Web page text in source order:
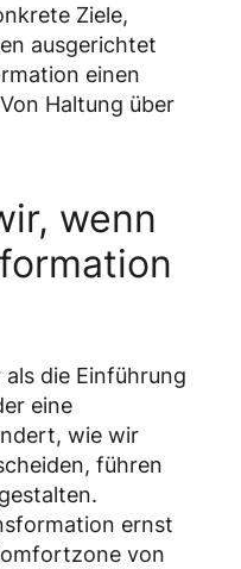
Ziele,
ausgerichtet
einen
Haltung über
wenn
die Einführung
eine
wie wir
führen
ernst
von